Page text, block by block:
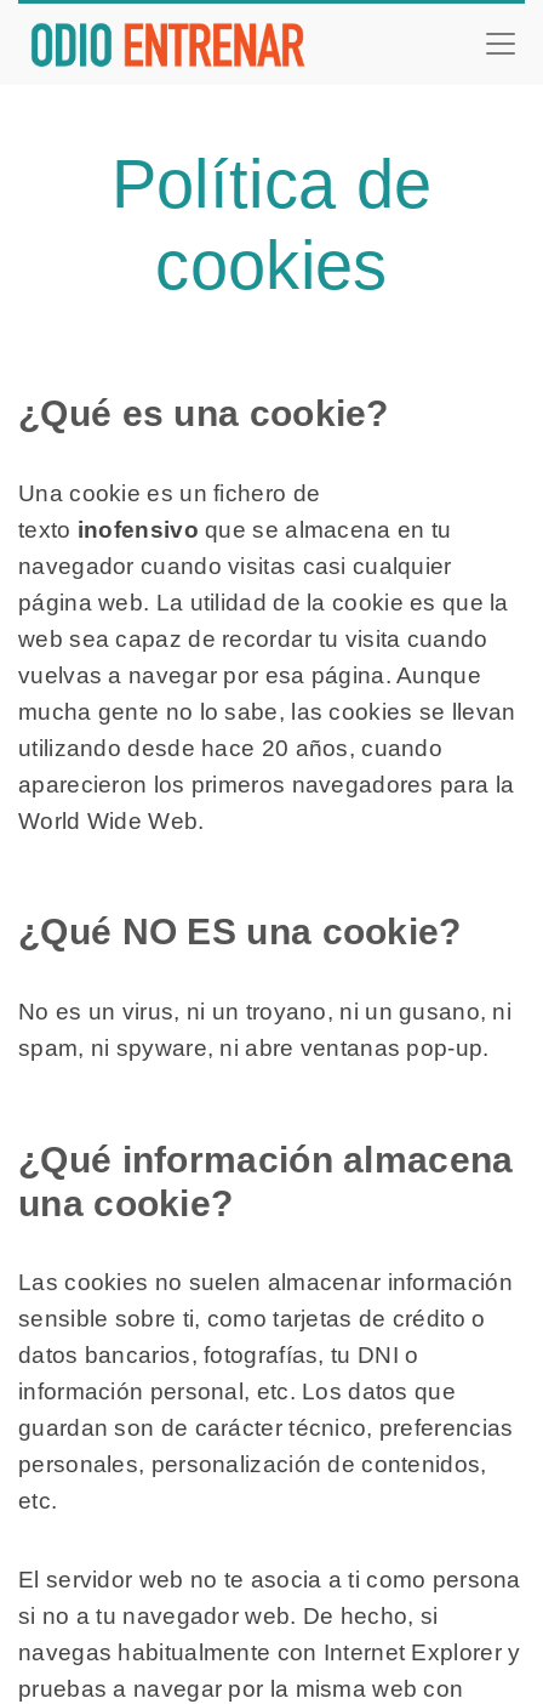
Política de
cookies
¿Qué es una cookie?
Una cookie es un fichero de
texto inofensivo que se almacena en tu
navegador cuando visitas casi cualquier
página web. La utilidad de la cookie es que la
web sea capaz de recordar tu visita cuando
vuelvas a navegar por esa página. Aunque
mucha gente no lo sabe, las cookies se llevan
utilizando desde hace 20 años, cuando
aparecieron los primeros navegadores para la
World Wide Web.
¿Qué NO ES una cookie?
No es un virus, ni un troyano, ni un gusano, ni
spam, ni spyware, ni abre ventanas pop-up.
¿Qué información almacena
una cookie?
Las cookies no suelen almacenar información
sensible sobre ti, como tarjetas de crédito o
datos bancarios, fotografías, tu DNI o
información personal, etc. Los datos que
guardan son de carácter técnico, preferencias
personales, personalización de contenidos,
etc.
El servidor web no te asocia a ti como persona
si no a tu navegador web. De hecho, si
navegas habitualmente con Internet Explorer y
pruebas a navegar por la misma web con